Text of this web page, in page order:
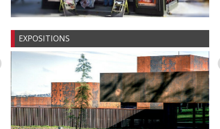
EXPOSITIONS